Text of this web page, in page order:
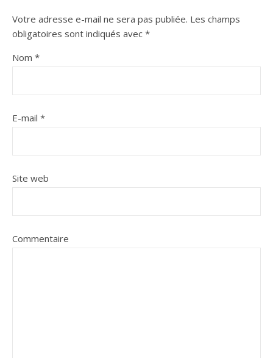
Votre adresse e-mail ne sera pas publiée. Les champs
obligatoires sont indiqués avec *
Nom *
E-mail *
Site web
Commentaire